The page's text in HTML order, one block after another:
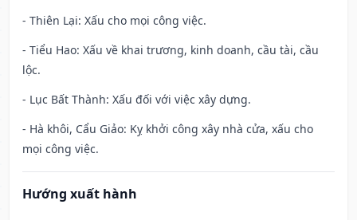
- Thiên Lại: Xấu cho mọi công việc.
- Tiểu Hao: Xấu về khai trương, kinh doanh, cầu tài, cầu
lộc.
- Lục Bất Thành: Xấu đối với việc xây dựng.
- Hà khôi, Cẩu Giảo: Kỵ khởi công xây nhà cửa, xấu cho
mọi công việc.
Hướng xuất hành